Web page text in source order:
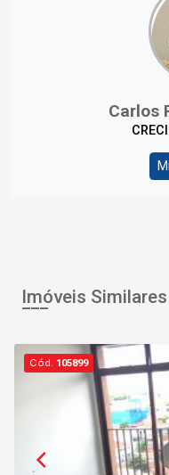
Carlos
Imóveis Similares
Cód. 105899